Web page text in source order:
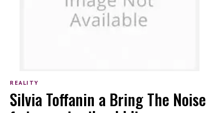
REALITY
Silvia Toffanin a Bring The Noise